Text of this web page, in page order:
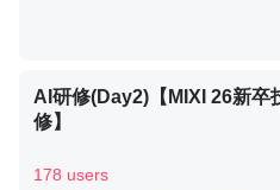
─たまにLINEするくらいだった遠
AI研修(Day2)【MIXI 26新卒
修】
178 users